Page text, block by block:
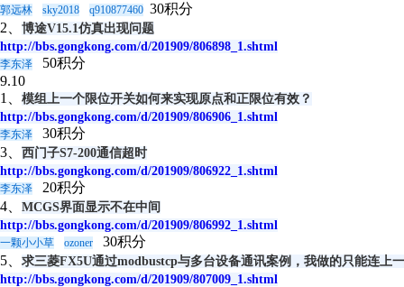
郭远林 sky2018 q910877460 30积分
2、 博途V15.1仿真出现问题
http://bbs.gongkong.com/d/201909/806898_1.shtml
李东泽
50积分
9.10
1、 模组上一个限位开关如何来实现原点和正限位有效？
http://bbs.gongkong.com/d/201909/806906_1.shtml
李东泽
30积分
3、 西门子S7-200通信超时
http://bbs.gongkong.com/d/201909/806922_1.shtml
李东泽
20积分
4、 MCGS界面显示不在中间
http://bbs.gongkong.com/d/201909/806992_1.shtml
一颗小小草 ozoner
30积分
5、 求三菱FX5U通过modbustcp与多台设备通讯案例，我做的只能连上
http://bbs.gongkong.com/d/201909/807009_1.shtml